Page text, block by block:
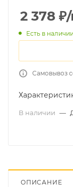
2 378 ₽
Есть в наличии
Самовывоз
В наличии —
ОПИСАНИЕ